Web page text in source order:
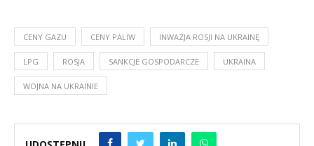
CENY GAZU CENY PALIW INWAZJA ROSJI NA UKRAINĘ
LPG ROSJA SANKCJE GOSPODARCZE UKRAINA
WOJNA NA UKRAINIE